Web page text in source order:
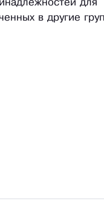
для
в другие